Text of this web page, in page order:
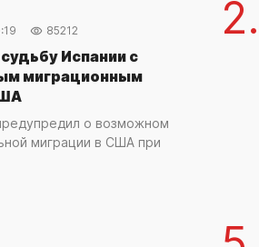
85212
Испании с
миграционным
о возможном
миграции в США при
2.